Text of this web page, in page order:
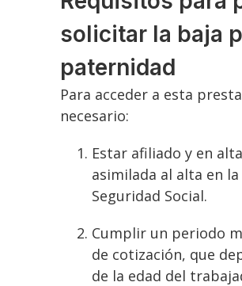
solicitar la baja
paternidad
Para acceder a esta
necesario:
Estar afiliado y en
asimilada al alta en la
Seguridad Social.
Cumplir un periodo
de cotización, que
de la edad del